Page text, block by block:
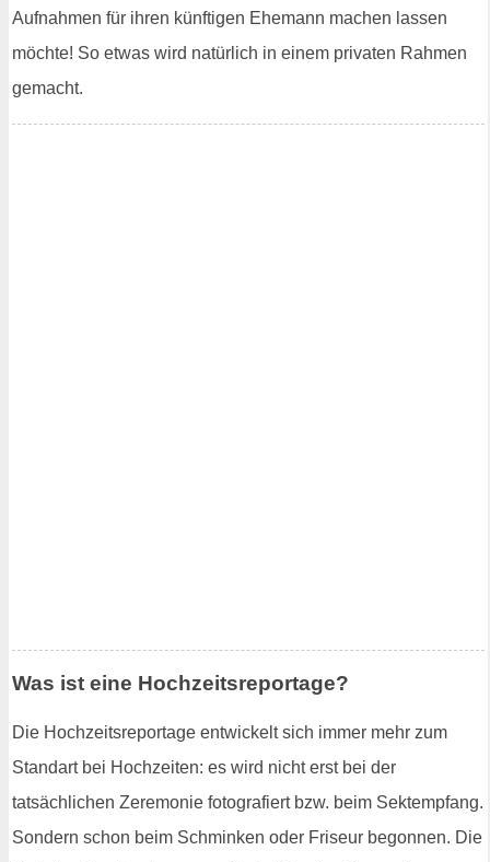
Aufnahmen für ihren künftigen Ehemann machen lassen
möchte! So etwas wird natürlich in einem privaten Rahmen
gemacht.
Was ist eine Hochzeitsreportage?
Die Hochzeitsreportage entwickelt sich immer mehr zum
Standart bei Hochzeiten: es wird nicht erst bei der
tatsächlichen Zeremonie fotografiert bzw. beim Sektempfang.
Sondern schon beim Schminken oder Friseur begonnen. Die